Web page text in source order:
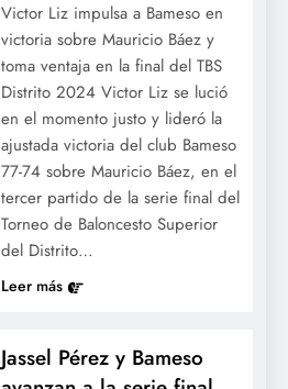
Victor Liz impulsa a Bameso en
victoria sobre Mauricio Báez y
toma ventaja en la final del TBS
Distrito 2024 Victor Liz se lució
en el momento justo y lideró la
ajustada victoria del club Bameso
77-74 sobre Mauricio Báez, en el
tercer partido de la serie final del
Torneo de Baloncesto Superior
del Distrito…
Leer más
Jassel Pérez y Bameso